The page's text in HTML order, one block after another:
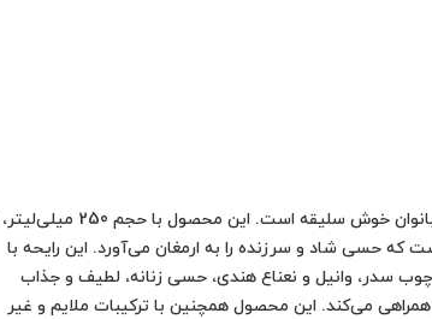
بادی اسپلش زنانه مادمازل الارو محصولی از برند ایرانی الارو است که با رایحه‌ای جذاب و ماندگار، انتخاب مناسبی برای بانوان خوش سلیقه
حسی شاد و سرزنده را به ارمغان می‌آورد. این رایحه با
سدر، وانیل و نعناع هندی، حسی زنانه، لطیف و جذاب
می‌کند. این محصول همچنین با ترکیبات ملایم و غیر